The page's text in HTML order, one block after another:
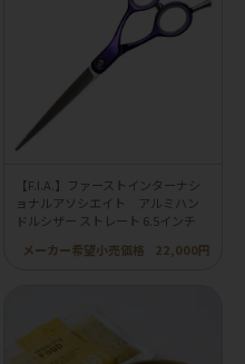
【F.I.A.】ファーストインターナシ
ョナルアソシエイト アルミハン
ドルシザー ストレート 6.5インチ
メーカー希望小売価格
22,000円